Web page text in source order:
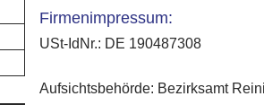
Firmenimpressum:
USt-IdNr.: DE 190487308
Aufsichtsbehörde: Bezirksamt